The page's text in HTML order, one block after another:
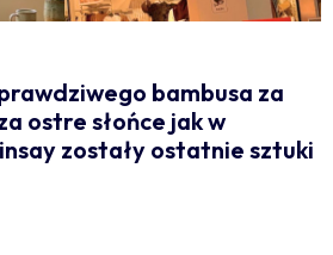
bambusa za
ostre słońce jak w
zostały ostatnie sztuki